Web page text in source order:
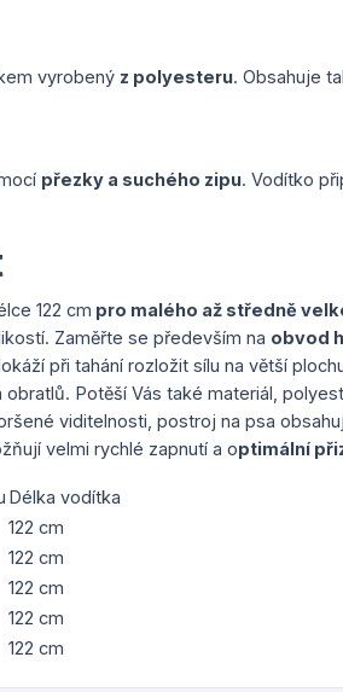
vyrobený z polyesteru. Obsahuje
přezky a suchého zipu. Vodítko
122 cm pro malého až středně
Zaměřte se především na obvod
při tahání rozložit sílu na větší
obratlů. Potěší Vás také materiál,
viditelnosti, postroj na psa
velmi rychlé zapnutí a optimální
Délka vodítka
122 cm
122 cm
122 cm
122 cm
122 cm